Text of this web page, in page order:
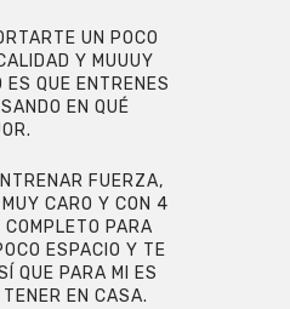
UN POCO
Y MUUUY
ES QUE ENTRENES
EN QUÉ
FUERZA,
CARO Y CON 4
PARA
ESPACIO Y TE
QUE PARA MI ES
EN CASA.